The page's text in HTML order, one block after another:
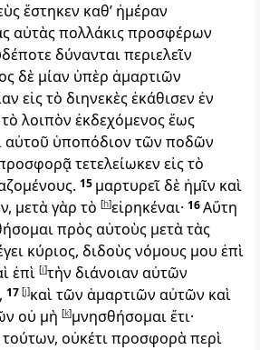
ἕστηκεν καθ’ ἡμέραν
αὐτὰς πολλάκις προσφέρων
δύνανται περιελεῖν
δὲ μίαν ὑπὲρ ἁμαρτιῶν
εἰς τὸ διηνεκὲς ἐκάθισεν ἐν
τὸ λοιπὸν ἐκδεχόμενος ἕως
αὐτοῦ ὑποπόδιον τῶν ποδῶν
τετελείωκεν εἰς τὸ
15 μαρτυρεῖ δὲ ἡμῖν καὶ
μετὰ γὰρ τὸ [h]εἰρηκέναι· 16Αὕτη
πρὸς αὐτοὺς μετὰ τὰς
κύριος, διδοὺς νόμους μου ἐπὶ
ἐπὶ [i]τὴν διάνοιαν αὐτῶν
17 [j]καὶ τῶν ἁμαρτιῶν αὐτῶν καὶ
οὐ μὴ [k]μνησθήσομαι ἔτι·
οὐκέτι προσφορὰ περὶ